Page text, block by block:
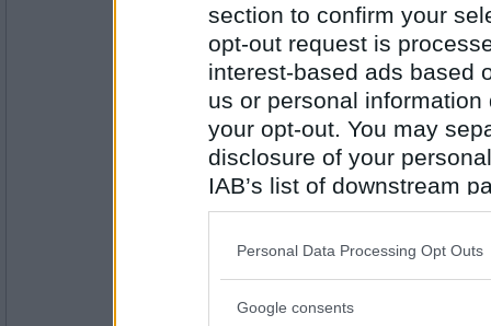
section to confirm your
opt-out request is
interest-based ads based
us or personal
your opt-out. You may
disclosure of your
IAB’s list of downstream
also be disclosed by us
Downstream Participants
Please note that this
Personal Data Processing Opt Outs
Google consents
michi1000
Antal inlägg: 1
Händelsevis yttligare en
Vad har du för hobby?
ÄGG
EbbaGreen
Antal inlägg:
Äter gärna godis.
Vad gör du för att koppla av?
KOI